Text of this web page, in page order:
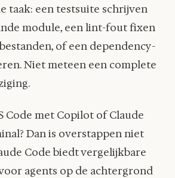
taak: een testsuite schrijven
module, een lint-fout fixen
of een dependency-
Niet meteen een complete
Code met Copilot of Claude
Dan is overstappen niet
Code biedt vergelijkbare
agents op de achtergrond